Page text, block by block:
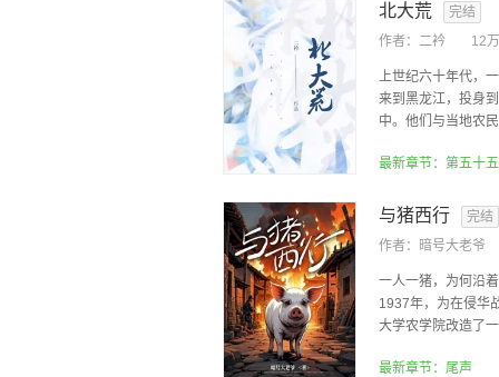
北大荒
完结
作者： 二衿 12
上世纪六十年代，
来到黑龙江，投身
中。他们与当地农
最新章节：第五十
与猪西行
完结
作者： 暗号大老爷
一人一猪，为何沿
1937年，为在侵华
大学农学院改造了
最新章节：尾声